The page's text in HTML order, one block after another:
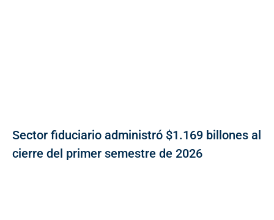
Sector fiduciario administró $1.169 billones al
cierre del primer semestre de 2026